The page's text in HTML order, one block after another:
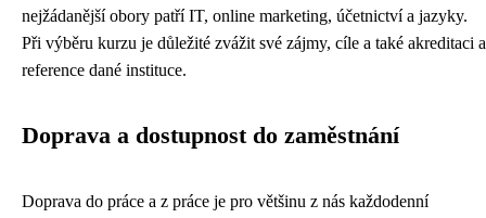
nejžádanější obory patří IT, online marketing, účetnictví a jazyky.
Při výběru kurzu je důležité zvážit své zájmy, cíle a také akreditaci a
reference dané instituce.
Doprava a dostupnost do zaměstnání
Doprava do práce a z práce je pro většinu z nás každodenní